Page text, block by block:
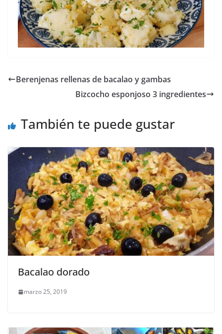
Berenjenas rellenas de bacalao y gambas
Bizcocho esponjoso 3 ingredientes
También te puede gustar
Bacalao dorado
marzo 25, 2019